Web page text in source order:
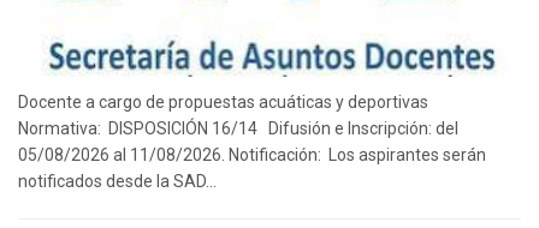
Docente a cargo de propuestas acuáticas y deportivas
Normativa: DISPOSICIÓN 16/14 Difusión e Inscripción: del
05/08/2026 al 11/08/2026. Notificación: Los aspirantes serán
notificados desde la SAD...